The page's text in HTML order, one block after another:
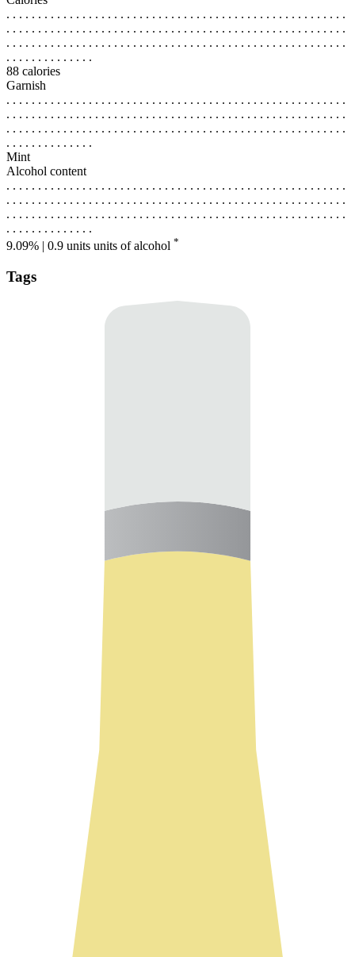
. . . . . . . . . . . . . . . . . . . . . . . . . . . . . . . . . . . . . . . . . . . . . . . . . . . . . .
. . . . . . . . . . . . . . . . . . . . . . . . . . . . . . . . . . . . . . . . . . . . . . . . . . . . . .
. . . . . . . . . . . . . . . . . . . . . . . . . . . . . . . . . . . . . . . . . . . . . . . . . . . . . .
. . . . . . . . . . . . . .
88 calories
Garnish
. . . . . . . . . . . . . . . . . . . . . . . . . . . . . . . . . . . . . . . . . . . . . . . . . . . . . .
. . . . . . . . . . . . . . . . . . . . . . . . . . . . . . . . . . . . . . . . . . . . . . . . . . . . . .
. . . . . . . . . . . . . . . . . . . . . . . . . . . . . . . . . . . . . . . . . . . . . . . . . . . . . .
. . . . . . . . . . . . . .
Mint
Alcohol content
. . . . . . . . . . . . . . . . . . . . . . . . . . . . . . . . . . . . . . . . . . . . . . . . . . . . . .
. . . . . . . . . . . . . . . . . . . . . . . . . . . . . . . . . . . . . . . . . . . . . . . . . . . . . .
. . . . . . . . . . . . . . . . . . . . . . . . . . . . . . . . . . . . . . . . . . . . . . . . . . . . . .
. . . . . . . . . . . . . .
9.09% | 0.9 units units of alcohol *
Tags